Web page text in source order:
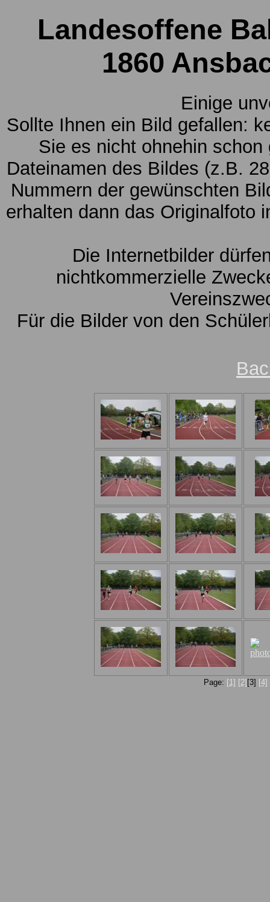
Landesoffene
1860
Einige
Sollte Ihnen ein Bild gefallen:
Sie es nicht ohnehin
Dateinamen des Bildes (z.B.
Nummern der gewünschten
erhalten dann das Originalfoto
Die Internetbilder
nichtkommerzielle
Für die Bilder von den
Page: [1] [2] [3] [4]